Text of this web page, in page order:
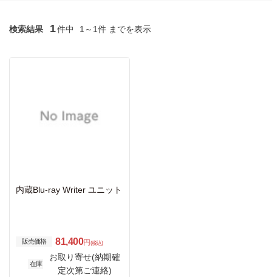
検索結果 1件中 1～1件 までを表示
内蔵Blu-ray Writer ユニット
販売価格 81,400円 (税込)
在庫
お取り寄せ(納期確
定次第ご連絡)